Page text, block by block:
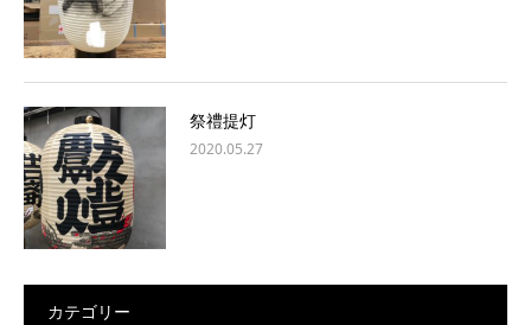
祭禮提灯
2020.05.27
カテゴリー